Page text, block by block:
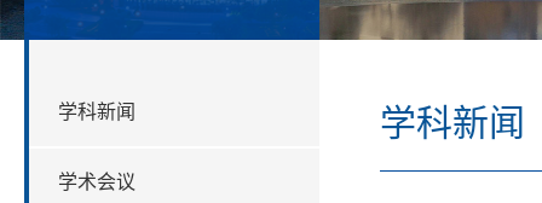
学科新闻
学术会议
学科新闻